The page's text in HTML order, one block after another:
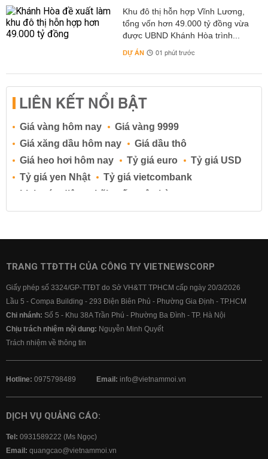
Khu đô thị hỗn hợp Vĩnh Lương,
tổng vốn hơn 49.000 tỷ đồng vừa
được UBND Khánh Hòa trình...
DỰ ÁN 01 phút trước
LIÊN KẾT NỔI BẬT
Giá vàng hôm nay
Giá vàng 9999
Giá xăng dầu hôm nay
Giá dầu thô
Giá heo hơi hôm nay
Tỷ giá euro
Tỷ giá USD
Tỷ giá yen Nhật
Tỷ giá vietcombank
Lịch cúp điện
Lãi suất ngân hàng
Lãi suất tiết kiệm
Lãi suất tiền gửi
Lãi suất ngân hàng BIDV
Lãi suất ngân hàng Vietcombank
TRANG TTĐTTH CỦA CÔNG TY VIETNEWSCORP
Giấy phép số 3324/GP-TTĐT do Sở VH&TT TPHCM cấp ngày 20/3/2026
Lầu 5 - Compa Building - 293 Điện Biên Phủ - Phường Gia Định - TP.HCM
Chi nhánh: Số 5 - Khu 38A Trần Phú - Phường Ba Đình - TP. Hà Nội
Chịu trách nhiệm nội dung: Nguyễn Minh Quyết
Trách nhiệm về thông tin
Hotline: 0975798489 Email: info@vietnammoi.vn
DỊCH VỤ QUẢNG CÁO:
Tel: 0931589222 (Ms Ngọc)
Email: quangcao@vietnammoi.vn